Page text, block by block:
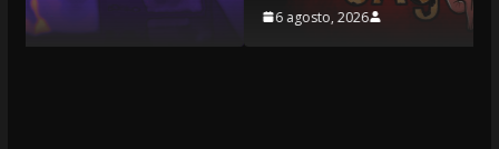
6 agosto, 2026